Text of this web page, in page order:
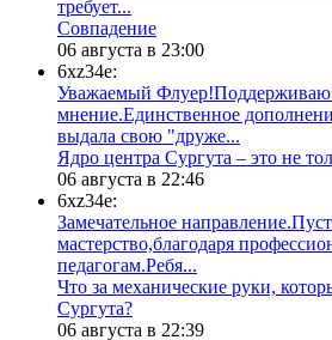
требует...
​Совпадение
06 августа в 23:00
6xz34e:
Уважаемый
мнение.Единственное
выдала свою "друже...
​Ядро центра Сургута ‒ это не
06 августа в 22:46
6xz34e:
Замечательное
мастерство,благодаря
педагогам.Ребя...
​Что за механические руки,
Сургута?
06 августа в 22:39